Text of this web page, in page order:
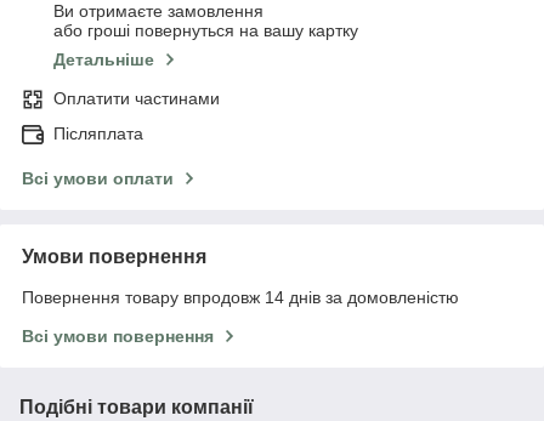
Ви отримаєте замовлення
або гроші повернуться на вашу картку
Детальніше
Оплатити частинами
Післяплата
Всі умови оплати
Умови повернення
Повернення товару впродовж 14 днів за домовленістю
Всі умови повернення
Подібні товари компанії